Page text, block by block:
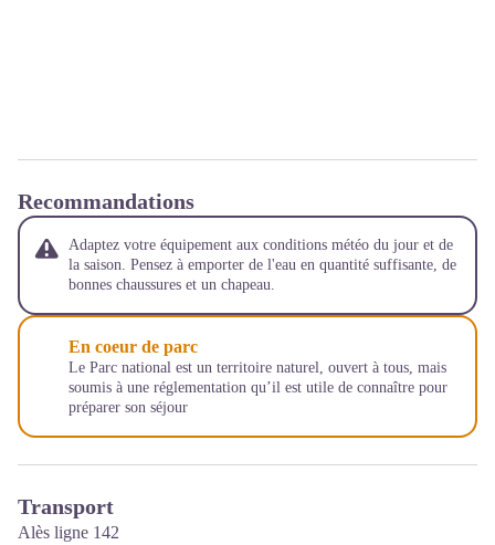
Recommandations
Adaptez votre équipement aux conditions météo du jour et de
la saison. Pensez à emporter de l'eau en quantité suffisante, de
bonnes chaussures et un chapeau.
En coeur de parc
Le Parc national est un territoire naturel, ouvert à tous, mais
soumis à une réglementation qu’il est utile de connaître pour
préparer son séjour
Transport
Alès ligne 142